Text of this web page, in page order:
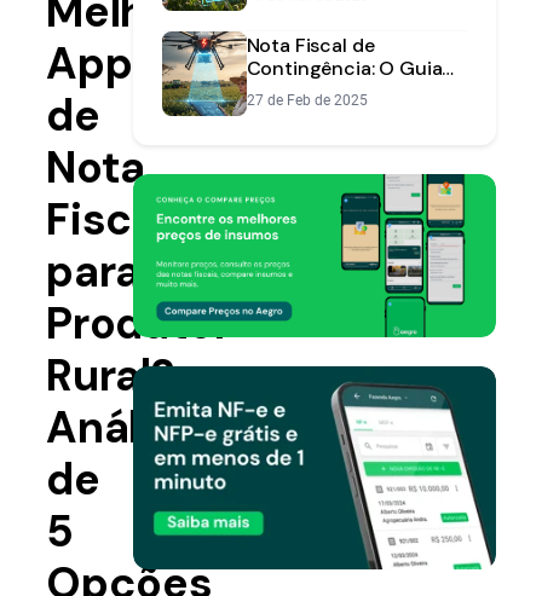
Melhor
App
de
Nota
Fiscal
para
Produtor
Rural?
Análise
de
5
Opções
Ferramenta de Gestão
Nota Fiscal de
Contingência: O Guia
Completo para o
Produtor Rural
27 de Feb de 2025